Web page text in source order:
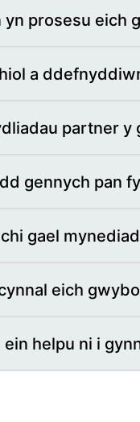
prosesu eich
a
partner y
gennych pan
gael
eich
helpu ni i